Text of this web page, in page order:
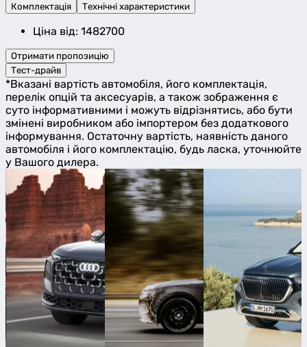
Комплектація Технічні характеристики
Ціна від: 1482700
Отримати пропозицію
Тест-драйв
*Вказані вартість автомобіля, його комплектація,
перелік опцій та аксесуарів, а також зображення є
суто інформативними і можуть відрізнятись, або бути
змінені виробником або імпортером без додаткового
інформування. Остаточну вартість, наявність даного
автомобіля і його комплектацію, будь ласка, уточнюйте
у Вашого дилера.